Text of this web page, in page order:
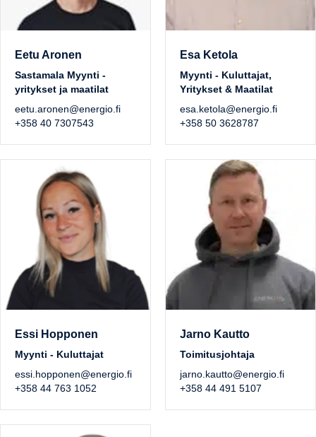
Eetu Aronen
Sastamala Myynti -
yritykset ja maatilat
eetu.aronen@energio.fi
+358 40 7307543
Esa Ketola
Myynti - Kuluttajat,
Yritykset & Maatilat
esa.ketola@energio.fi
+358 50 3628787
Essi Hopponen
Myynti - Kuluttajat
essi.hopponen@energio.fi
+358 44 763 1052
Jarno Kautto
Toimitusjohtaja
jarno.kautto@energio.fi
+358 44 491 5107